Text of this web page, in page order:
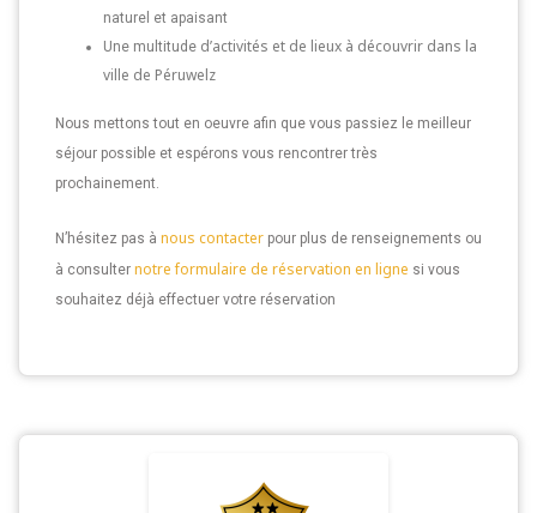
naturel et apaisant
Une multitude d’activités et de lieux à découvrir dans la
ville de Péruwelz
Nous mettons tout en oeuvre afin que vous passiez le meilleur
séjour possible et espérons vous rencontrer très
prochainement.
N’hésitez pas à nous contacter pour plus de renseignements ou
à consulter notre formulaire de réservation en ligne si vous
souhaitez déjà effectuer votre réservation